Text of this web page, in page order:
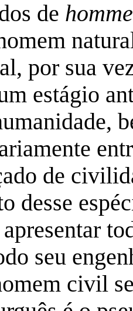
de homme
por sua
estágio
de
desse
seu
civil